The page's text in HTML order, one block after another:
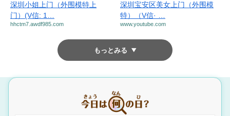
深圳小姐上门（外围模特上
门）(V信: 1…
hhctm7.awdf985.com
深圳宝安区美女上门（外围模
特）（V信· …
www.youtube.com
もっとみる